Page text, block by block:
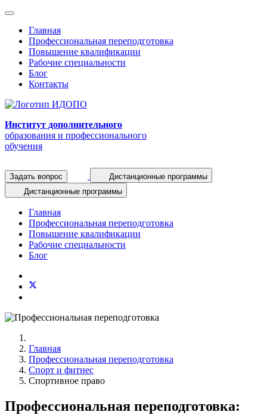
Главная
Профессиональная переподготовка
Повышение квалификации
Рабочие специальности
Блог
Контакты
Институт дополнительного
образования и профессионального
обучения
Задать вопрос
Дистанционные программы
Дистанционные программы
Главная
Профессиональная переподготовка
Повышение квалификации
Рабочие специальности
Блог
Главная
Профессиональная переподготовка
Спорт и фитнес
Спортивное право
Профессиональная переподготовка: